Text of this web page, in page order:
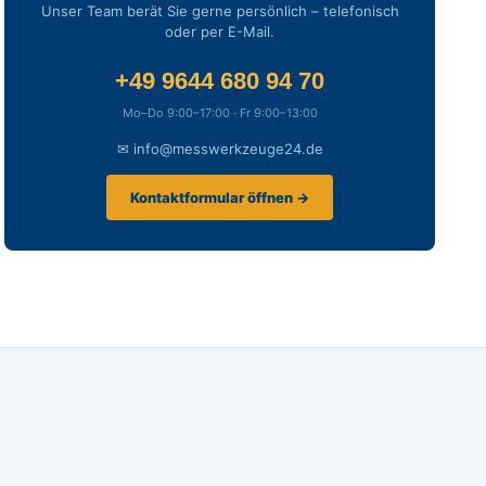
Unser Team berät Sie gerne persönlich – telefonisch
oder per E-Mail.
+49 9644 680 94 70
Mo–Do 9:00–17:00 · Fr 9:00–13:00
✉ info@messwerkzeuge24.de
Kontaktformular öffnen →